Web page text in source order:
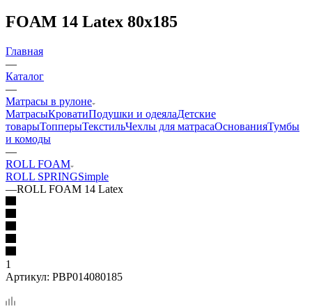
FOAM 14 Latex 80x185
Главная
—
Каталог
—
Матрасы в рулоне
МатрасыКроватиПодушки и одеялаДетские
товарыТопперыТекстильЧехлы для матрасаОснованияТумбы
и комоды
—
ROLL FOAM
ROLL SPRINGSimple
—ROLL FOAM 14 Latex
1
Артикул: PBP014080185